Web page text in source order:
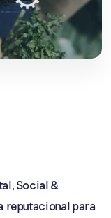
Social &
reputacional para